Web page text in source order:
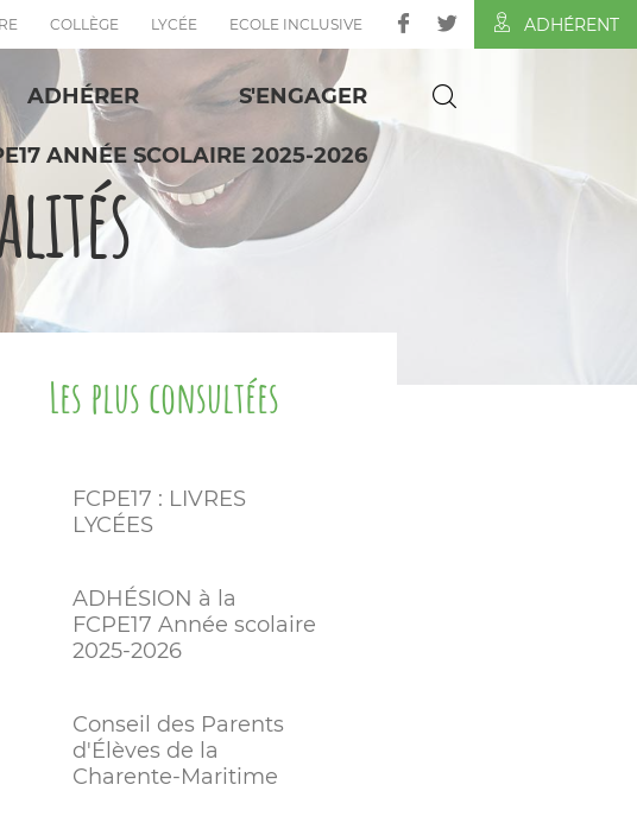
COLLÈGE LYCÉE ECOLE INCLUSIVE ADHÉRENT
ADHÉRER S'ENGAGER
ANNÉE SCOLAIRE 2025-2026
Les plus consultées
FCPE17 : LIVRES
LYCÉES
ADHÉSION à la
FCPE17 Année scolaire
2025-2026
Conseil des Parents
d'Élèves de la
Charente-Maritime